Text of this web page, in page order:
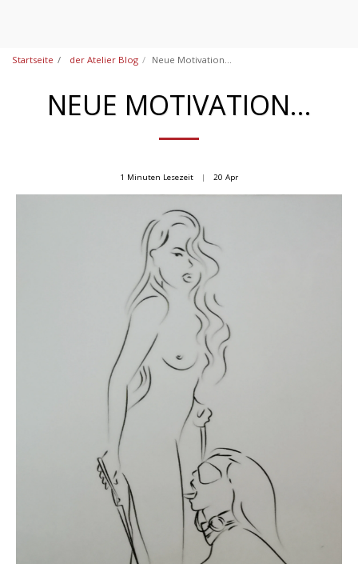
Startseite der Atelier Blog Neue Motivation...
NEUE MOTIVATION...
1 Minuten Lesezeit 20 Apr